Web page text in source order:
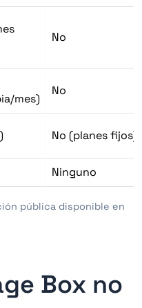
No
mes)
No
No (planes fijos)
Ninguno
pública disponible en
Box no